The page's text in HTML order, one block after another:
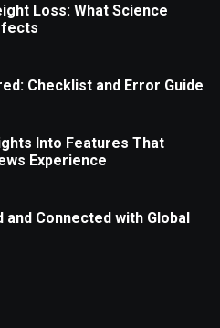
Loss: What Science
Checklist and Error Guide
Into Features That
Experience
and Connected with Global